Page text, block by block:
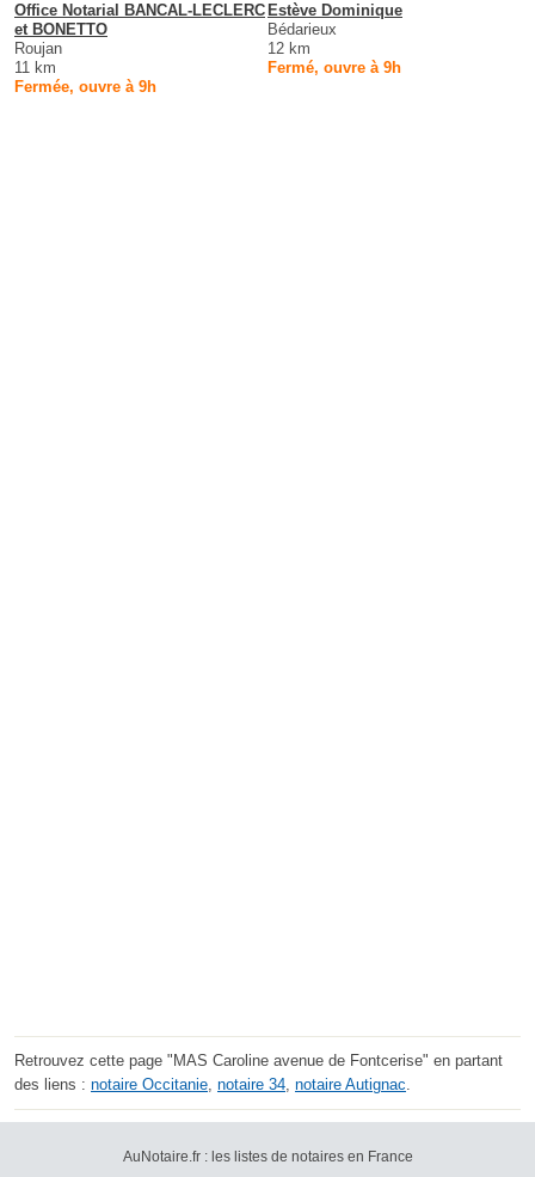
Office Notarial BANCAL-LECLERC
et BONETTO
Roujan
11 km
Fermée, ouvre à 9h
Estève Dominique
Bédarieux
12 km
Fermé, ouvre à 9h
Retrouvez cette page "MAS Caroline avenue de Fontcerise" en partant
des liens : notaire Occitanie, notaire 34, notaire Autignac.
AuNotaire.fr : les listes de notaires en France